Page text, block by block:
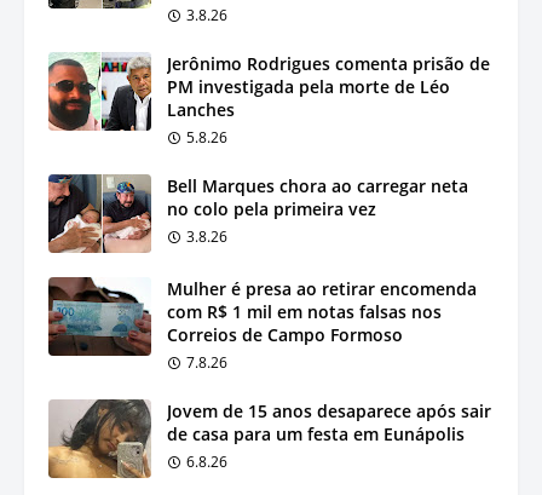
3.8.26
Jerônimo Rodrigues comenta prisão de
PM investigada pela morte de Léo
Lanches
5.8.26
Bell Marques chora ao carregar neta
no colo pela primeira vez
3.8.26
Mulher é presa ao retirar encomenda
com R$ 1 mil em notas falsas nos
Correios de Campo Formoso
7.8.26
Jovem de 15 anos desaparece após sair
de casa para um festa em Eunápolis
6.8.26